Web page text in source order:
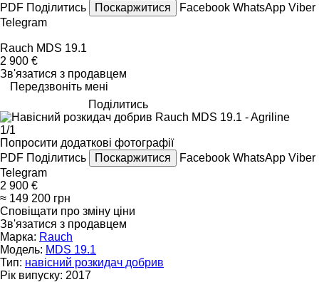
PDF Поділитись Поскаржитися Facebook WhatsApp Viber
Telegram
Rauch MDS 19.1
2 900 €
Зв'язатися з продавцем
Передзвоніть мені
Поділитись
1/1
Попросити додаткові фотографії
PDF Поділитись Поскаржитися Facebook WhatsApp Viber
Telegram
2 900 €
≈ 149 200 грн
Сповіщати про зміну ціни
Зв'язатися з продавцем
Марка: Rauch
Модель: MDS 19.1
Тип: навісний розкидач добрив
Рік випуску: 2017